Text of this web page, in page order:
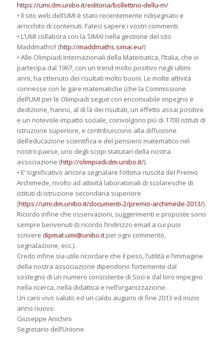
https://umi.dm.unibo.it/editoria/bollettino-dellu-m/
• Il sito web dell’UMI è stato recentemente ridisegnato e
arricchito di contenuti. Fateci sapere i vostri commenti.
• L’UMI collabora con la SIMAI nella gestione del sito
Maddmaths!! (http://maddmaths.simai.eu/)
• Alle Olimpiadi Internazionali della Matematica, l’Italia, che vi
partecipa dal 1967, con un trend molto positivo negli ultimi
anni, ha ottenuto dei risultati molto buoni. Le molte attività
connesse con le gare matematiche (che la Commissione
dell’UMI per le Olimpiadi segue con encomiabile impegno e
dedizione, hanno, al di là dei risultati, un effetto assai positivo
e un notevole impatto sociale, coinvolgono più di 1700 istituti di
istruzione superiore, e contribuiscono alla diffusione
dell’educazione scientifica e del pensiero matematico nel
nostro paese, uno degli scopi statutari della nostra
associazione (http://olimpiadi.dm.unibo.it/).
• E’ significativo ancora segnalare l’ottima riuscita del Premio
Archimede, rivolto ad attività laboratoriali di scolaresche di
istituti di istruzione secondaria superiore
(https://umi.dm.unibo.it/documenti-2/premio-archimede-2013/).
Ricordo infine che osservazioni, suggerimenti e proposte sono
sempre benvenuti (ti ricordo l’indirizzo email a cui puoi
scrivere dipmat.umi@unibo.itper ogni commento,
segnalazione, ecc.).
Credo infine sia utile ricordare che il peso, l’utilità e l’immagine
della nostra associazione dipendono fortemente dal
sostegno di un numero consistente di Soci e dal loro impegno
nella ricerca, nella didattica e nell’organizzazione.
Un caro vivo saluto ed un caldo augurio di fine 2013 ed inizio
anno nuovo.
Giuseppe Anichini
Segretario dell’Unione